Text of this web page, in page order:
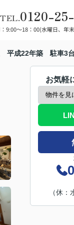
TEL.0120-
9:00～18：00(水曜日、年
平成22年築 駐車3台
お気軽
（休：